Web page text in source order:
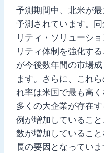
予測期間中、北米が
予測されています。
リティ・ソリューシ
リティ体制を強化す
が今後数年間の市場
ます。さらに、これ
れ率は米国で最も高
多くの大企業が存在
例が増加しているこ
数が増加しているこ
長の要因となっていま